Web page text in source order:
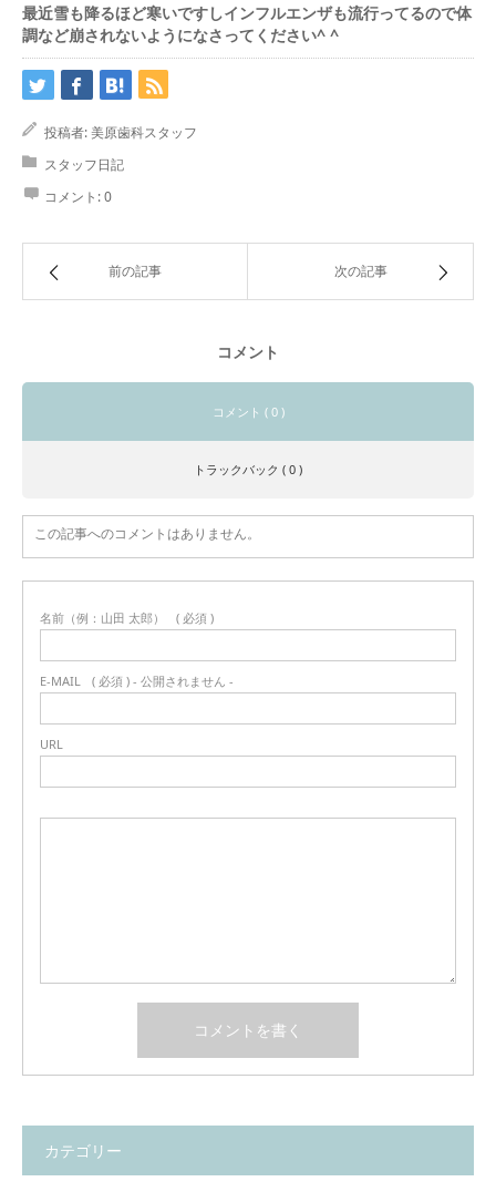
最近雪も降るほど寒いですしインフルエンザも流行ってるので体
調など崩されないようになさってください^ ^
投稿者:美原歯科スタッフ
スタッフ日記
コメント:0
前の記事 次の記事
コメント
コメント ( 0 )
トラックバック ( 0 )
この記事へのコメントはありません。
名前（例：山田 太郎） ( 必須 )
E-MAIL ( 必須 ) - 公開されません -
URL
カテゴリー